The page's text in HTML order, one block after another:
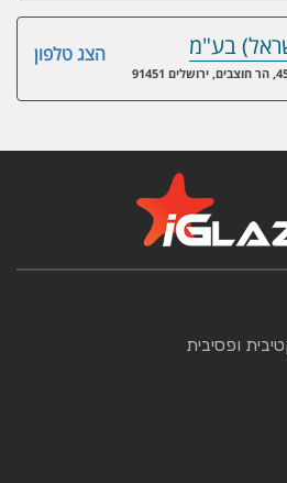
הצג טלפון בע"מ